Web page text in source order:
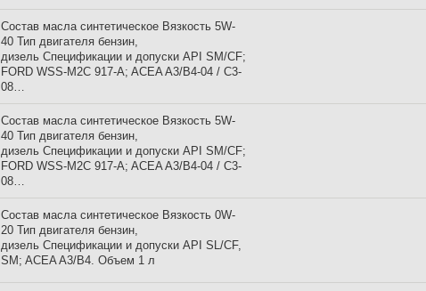
Состав масла синтетическое Вязкость 5W-
40 Тип двигателя бензин,
дизель Спецификации и допуски API SM/CF;
FORD WSS-M2C 917-A; ACEA A3/B4-04 / C3-
08…
Состав масла синтетическое Вязкость 5W-
40 Тип двигателя бензин,
дизель Спецификации и допуски API SM/CF;
FORD WSS-M2C 917-A; ACEA A3/B4-04 / C3-
08…
Состав масла синтетическое Вязкость 0W-
20 Тип двигателя бензин,
дизель Спецификации и допуски API SL/CF,
SM; ACEA A3/B4. Объем 1 л